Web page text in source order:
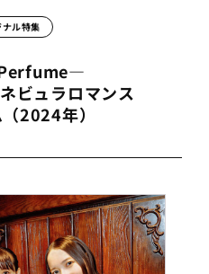
ナル特集
ビュラロマンス
2024年）